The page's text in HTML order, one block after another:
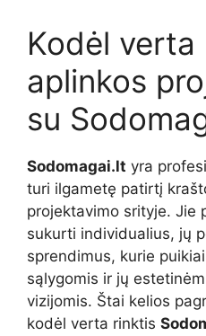
Kodėl verta
aplinkos
su
Sodomagai.lt yra
turi ilgametę patirtį
projektavimo srityje. Jie
sukurti individualius, jų
sprendimus, kurie
sąlygomis ir jų
vizijomis. Štai kelios
kodėl verta rinktis